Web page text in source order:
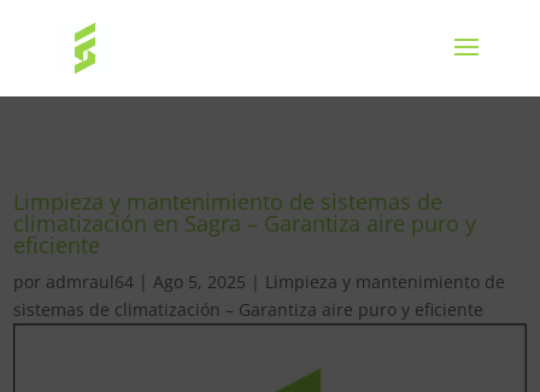
Limpieza y mantenimiento de sistemas de
climatización en Sagra – Garantiza aire puro y
eficiente
por admraul64 |Ago 5, 2025 | Limpieza y mantenimiento de
sistemas de climatización – Garantiza aire puro y eficiente